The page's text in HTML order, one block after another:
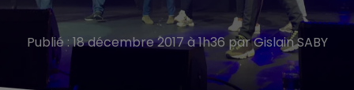
Publié : 18 décembre 2017 à 1h36 par Gislain SABY